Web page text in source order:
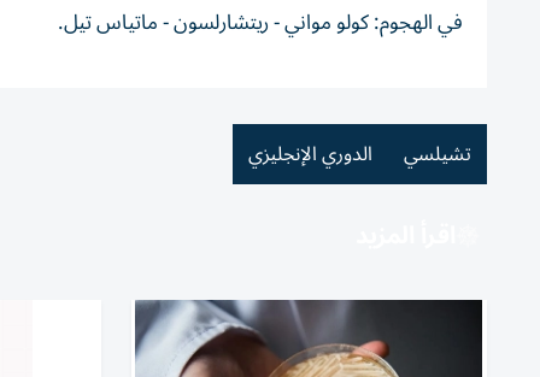
في الهجوم: كولو مواني - ريتشارلسون - ماتياس تيل.
تشيلسي الدوري الإنجليزي